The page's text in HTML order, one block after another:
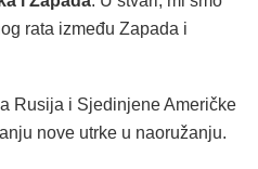
rata između Zapada i
Rusija i Sjedinjene Američke
nove utrke u naoružanju.